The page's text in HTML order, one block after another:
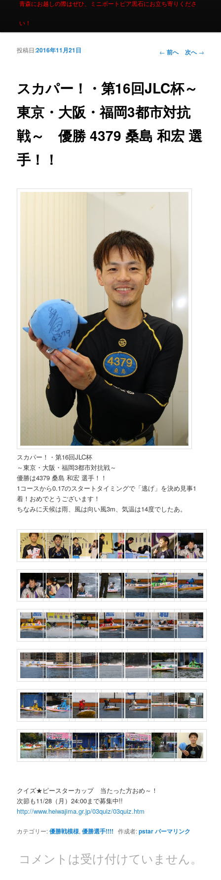
青森にお越しの際はぜひ、ミニボートピア黒石にお立ち寄りくださ
い！
投稿ナビゲーシ
← 前へ 次へ→
スカパー！・第16回JLC杯～
東京・大阪・福岡3都市対抗
戦～ 優勝 4379 桑島 和宏 選
手！！
投稿日:2016年11月21日
スカパー！・第16回JLC杯
～東京・大阪・福岡3都市対抗戦～
優勝は4379 桑島 和宏 選手！！
1コースから0.17のスタートタイミングで「逃げ」を決め見事1
着！おめでとうございます！
ちなみに天候は雨、風は向い風3m、気温は14度でしたあ。
クイズ★ピースターカップ 当たった方おめ～！
次節も11/28（月）24:00まで募集中!!
http://www.heiwajima.gr.jp/03quiz/03quiz.htm
カテゴリー:優勝戦模様,優勝選手!!!! 作成者:pstarパーマリンク
コメントは受け付けていません。